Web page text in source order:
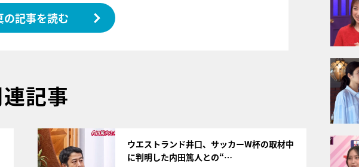
の記事を読む
記事
ウエストランド井口、サッカーW杯の取材中
に判明した内田篤人との“…